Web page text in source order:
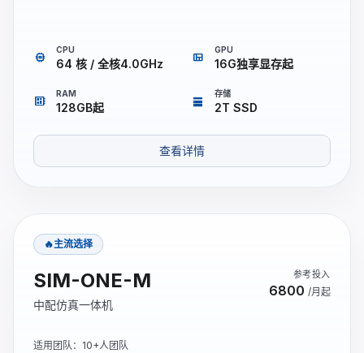
memory CPU
64 核 / 全核4.0GHz view_quilt GPU
16G独享显存起
developer_board RAM
128GB起 storage 存储
2T SSD
查看详情
🔥主流选择
SIM-ONE-M
中配仿真一体机
参考投入
6800 /月起
适用团队：10+人团队